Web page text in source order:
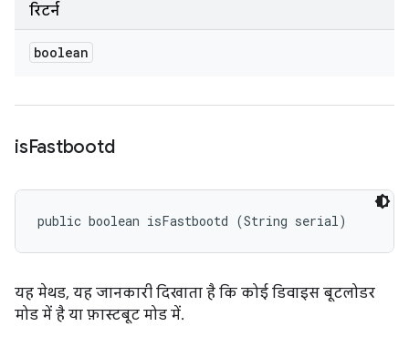
रिटर्न
boolean
isFastbootd
public boolean isFastbootd (String serial)
यह मेथड, यह जानकारी दिखाता है कि कोई डिवाइस बूटलोडर
मोड में है या फ़ास्टबूट मोड में.